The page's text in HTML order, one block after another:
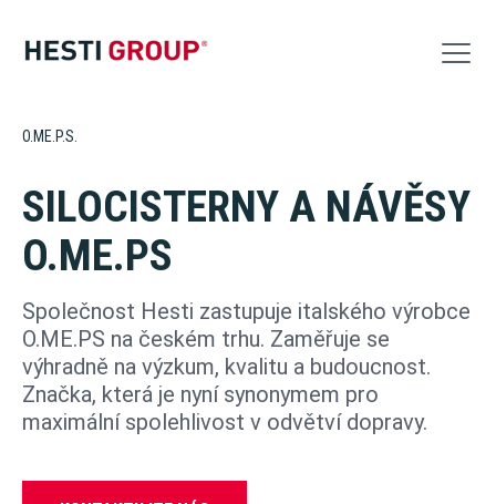
Logistika
Akce
Kontakt
Nabídka nových vozů
O.ME.P.S.
SILOCISTERNY A NÁVĚSY
O.ME.PS
Společnost Hesti zastupuje italského výrobce
O.ME.PS na českém trhu. Zaměřuje se
výhradně na výzkum, kvalitu a budoucnost.
Značka, která je nyní synonymem pro
maximální spolehlivost v odvětví dopravy.